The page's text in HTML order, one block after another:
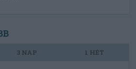
3 NAP 1 HÉT